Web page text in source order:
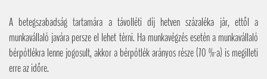
A betegszabadság tartamára a távolléti díj hetven százaléka jár, ettől a
munkavállaló javára persze el lehet térni. Ha munkavégzés esetén a munkavállaló
bérpótlékra lenne jogosult, akkor a bérpótlék arányos része (70 %-a) is megilleti
erre az időre.